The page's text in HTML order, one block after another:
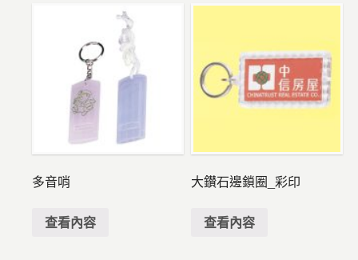
多音哨
查看內容
大鑚石邊鎖圈_彩印
查看內容